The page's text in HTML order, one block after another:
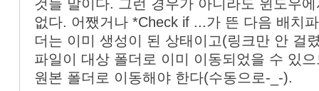
것들 말이다. 그런 경우가 아니라도 윈도우
없다. 어쨌거나 *Check if ...가 뜬 다음 배치
더는 이미 생성이 된 상태이고(링크만 안 걸
파일이 대상 폴더로 이미 이동되었을 수 있
원본 폴더로 이동해야 한다(수동으로-_-).